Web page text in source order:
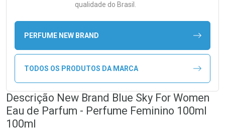
qualidade do Brasil.
PERFUME NEW BRAND
TODOS OS PRODUTOS DA MARCA
Descrição New Brand Blue Sky For Women
Eau de Parfum - Perfume Feminino 100ml
100ml